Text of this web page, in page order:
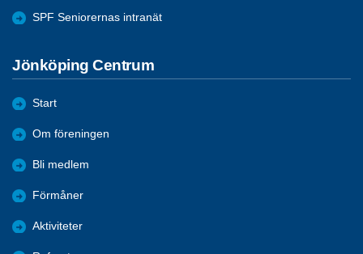
SPF Seniorernas intranät
Jönköping Centrum
Start
Om föreningen
Bli medlem
Förmåner
Aktiviteter